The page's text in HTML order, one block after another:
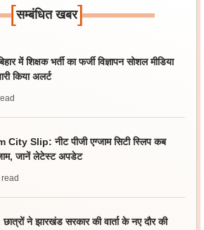
[सम्बंधित खबर]
शिक्षक भर्ती का फर्जी विज्ञापन सोशल मीडिया
किया अलर्ट
Slip: नीट पीजी एग्जाम सिटी स्लिप कब
जानें लेटेस्ट अपडेट
read
ने झारखंड सरकार की वार्ता के नए दौर की